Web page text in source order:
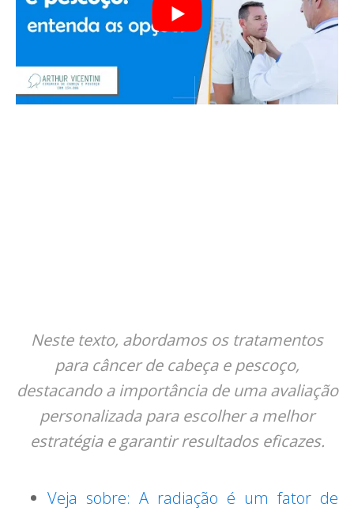
Neste texto, abordamos os tratamentos
para câncer de cabeça e pescoço,
destacando a importância de uma avaliação
personalizada para escolher a melhor
estratégia e garantir resultados eficazes.
Veja sobre: A radiação é um fator de